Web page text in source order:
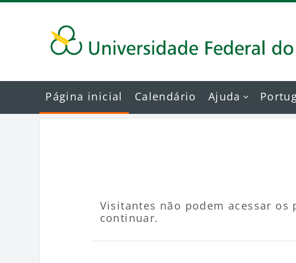
Ir para o conteúdo principal
Página inicial Calendário Ajuda
Visitantes não podem acessar
continuar.